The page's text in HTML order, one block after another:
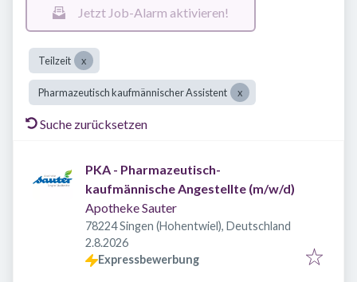
Jetzt Job-Alarm aktivieren!
Teilzeit
Pharmazeutisch kaufmännischer Assistent
Suche zurücksetzen
PKA - Pharmazeutisch-
kaufmännische Angestellte (m/w/d)
Apotheke Sauter
78224 Singen (Hohentwiel), Deutschland
Veröffentlicht
2.8.2026
Expressbewerbung